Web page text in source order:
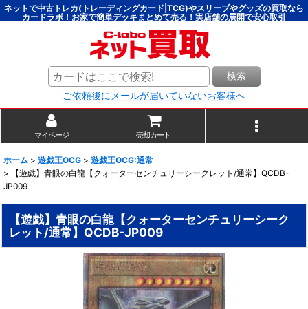
ネットで中古トレカ(トレーディングカード|TCG)やスリーブやグッズの買取なら
カードラボ！お家で簡単デッキまとめて売る！実店舗の展開で安心取引
検索
ご依頼後にメールが届いていないお客様へ
マイページ 売却カート
ホーム > 遊戯王OCG > 遊戯王OCG:通常
>
【遊戯】青眼の白龍【クォーターセンチュリーシークレット/通常】QCDB-
JP009
【遊戯】青眼の白龍【クォーターセンチュリーシーク
レット/通常】QCDB-JP009